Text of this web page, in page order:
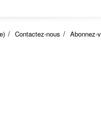
Contactez-nous Abonnez-